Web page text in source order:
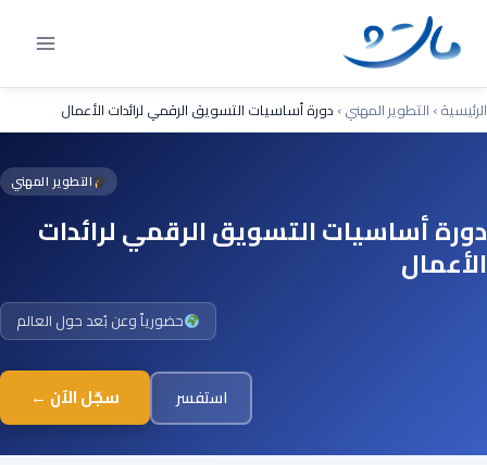
content
الرئيسية› التطوير المهني› دورة أساسيات التسويق الرقمي لرائدات الأعمال
التطوير المهني
دورة أساسيات التسويق الرقمي لرائدات
الأعمال
حضورياً وعن بُعد حول العالم
سجّل الآن ← استفسر